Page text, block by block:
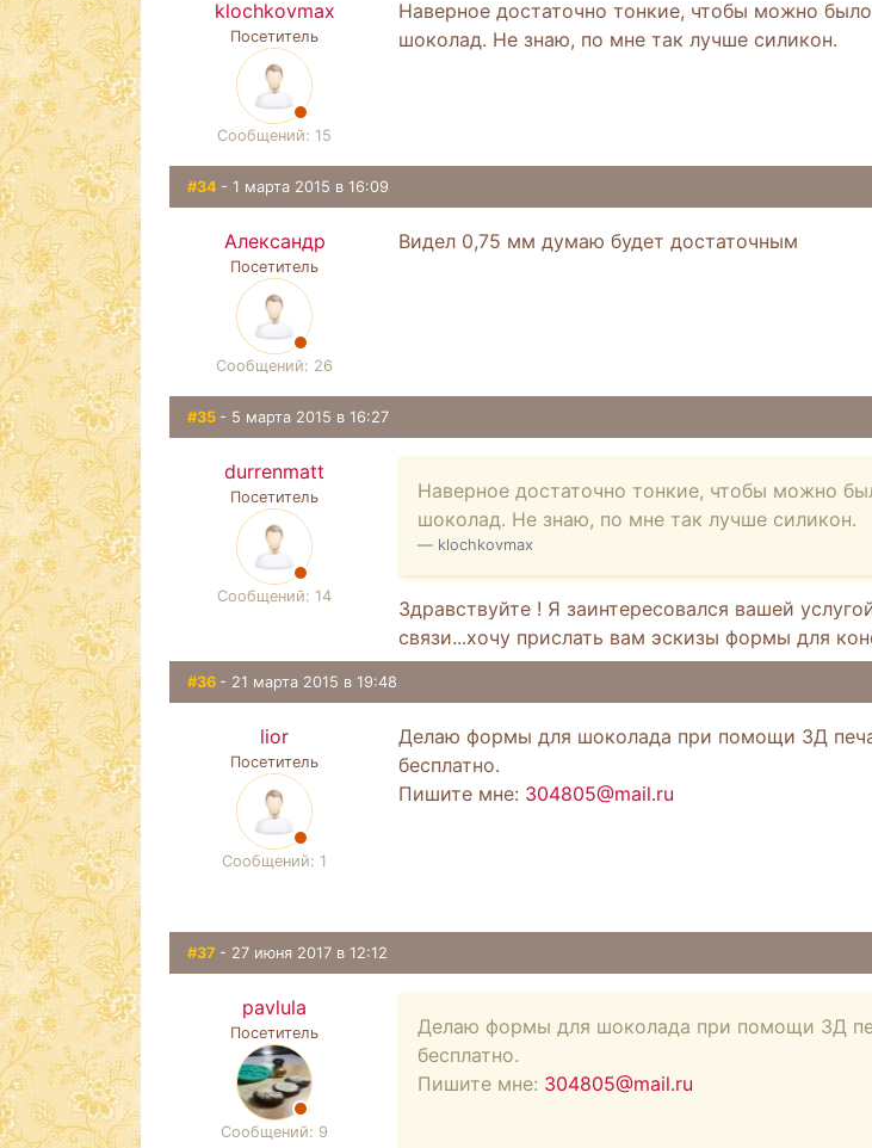
klochkovmax
Посетитель
Сообщений: 15
Наверное достаточно тонкие, чтобы можно
шоколад. Не знаю, по мне так лучше силикон.
#34 - 1 марта 2015 в 16:09
Александр
Посетитель
Сообщений: 26
Видел 0,75 мм думаю будет достаточным
#35 - 5 марта 2015 в 16:27
durrenmatt
Посетитель
Сообщений: 14
Наверное достаточно тонкие, чтобы можно
шоколад. Не знаю, по мне так лучше силикон.
klochkovmax
Здравствуйте ! Я заинтересовался вашей
связи...хочу прислать вам эскизы формы для
#36 - 21 марта 2015 в 19:48
lior
Посетитель
Сообщений: 1
Делаю формы для шоколада при помощи 3Д
бесплатно.
Пишите мне: 304805@mail.ru
#37 - 27 июня 2017 в 12:12
pavlula
Посетитель
Сообщений: 9
Делаю формы для шоколада при помощи 3Д
бесплатно.
Пишите мне: 304805@mail.ru